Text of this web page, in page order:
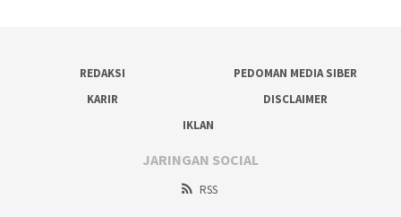
REDAKSI
PEDOMAN MEDIA SIBER
KARIR
DISCLAIMER
IKLAN
JARINGAN SOCIAL
RSS